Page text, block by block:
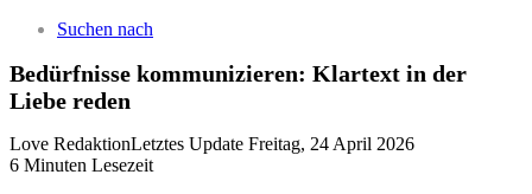
Suchen nach
Bedürfnisse kommunizieren: Klartext in der
Liebe reden
Love RedaktionLetztes Update Freitag, 24 April 2026
6 Minuten Lesezeit